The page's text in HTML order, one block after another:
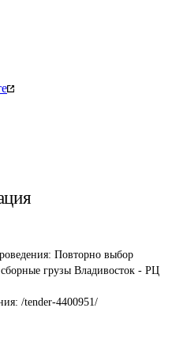
Повторно выбор
грузы Владивосток - РЦ
/tender-4400951/